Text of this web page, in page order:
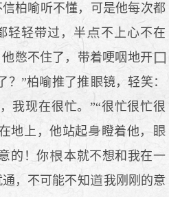
柏喻听不懂，可是他每次都
轻轻带过，半
不上心不在
憋不住了，带着哽咽地开
？”柏喻推了推
镜，轻笑：
我现在很忙。”“很忙很忙很
地上，他站起
瞪着他，
的！你
本就不想和我在一
通，不可能不知
我刚刚的意